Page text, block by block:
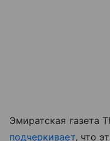
Эмиратская газета
подчеркивает, что